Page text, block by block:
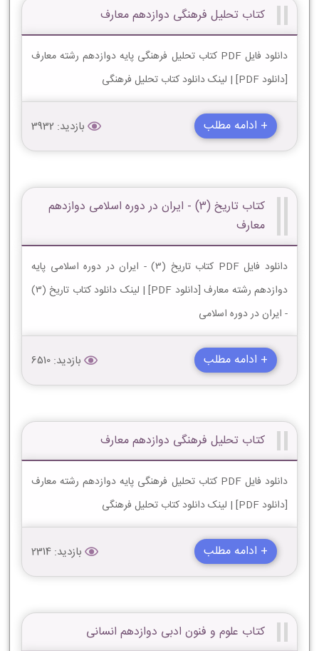
کتاب تحلیل فرهنگی دوازدهم معارف
دانلود فایل PDF کتاب تحلیل فرهنگی پایه دوازدهم رشته معارف
[دانلود PDF] | لینک دانلود کتاب تحلیل فرهنگی
+ ادامه مطلب بازدید: 3932
کتاب تاریخ (3) - ایران در دوره اسلامی دوازدهم
معارف
دانلود فایل PDF کتاب تاریخ (3) - ایران در دوره اسلامی پایه
دوازدهم رشته معارف [دانلود PDF] | لینک دانلود کتاب تاریخ (3)
- ایران در دوره اسلامی
+ ادامه مطلب بازدید: 6510
کتاب تحلیل فرهنگی دوازدهم معارف
دانلود فایل PDF کتاب تحلیل فرهنگی پایه دوازدهم رشته معارف
[دانلود PDF] | لینک دانلود کتاب تحلیل فرهنگی
+ ادامه مطلب بازدید: 2314
کتاب علوم و فنون ادبی دوازدهم انسانی